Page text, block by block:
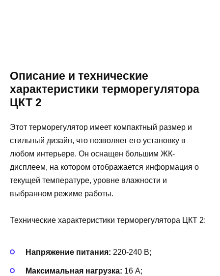
Описание и технические
характеристики терморегулятора
ЦКТ 2
Этот терморегулятор имеет компактный размер и
стильный дизайн, что позволяет его установку в
любом интерьере. Он оснащен большим ЖК-
дисплеем, на котором отображается информация о
текущей температуре, уровне влажности и
выбранном режиме работы.
Технические характеристики терморегулятора ЦКТ 2:
Напряжение питания: 220-240 В;
Максимальная нагрузка: 16 А;